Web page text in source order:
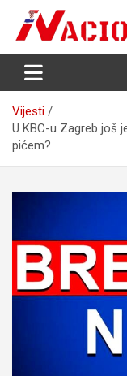
content
Nacija želi znati više
Vijesti
U KBC-u Zagreb još
pićem?